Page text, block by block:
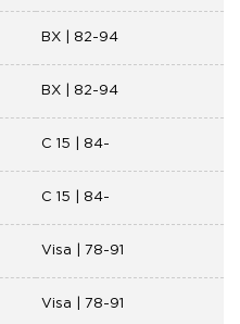
BX | 82-94
BX | 82-94
C 15 | 84-
C 15 | 84-
Visa | 78-91
Visa | 78-91